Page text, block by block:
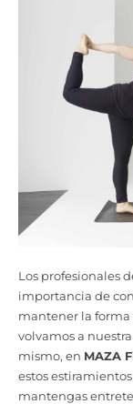
Los profesionales
importancia de
mantener la forma
volvamos a
mismo, en MAZA
estos
mantengas